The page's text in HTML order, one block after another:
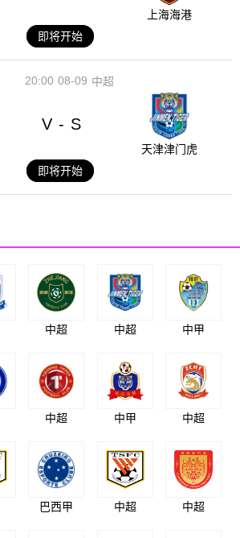
上海海港
即将开始
08-09
20:00 中超
V - S
天津津门虎
即将开始
中超 中超 中甲
中超 中甲 中超
巴西甲 中超 中超